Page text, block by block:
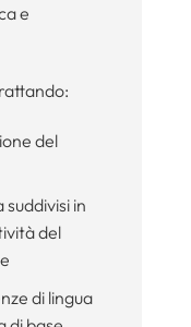
e
del
in
del
di lingua